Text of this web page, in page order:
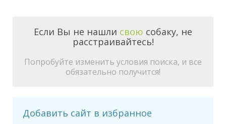
Если Вы не нашли свою собаку, не
расстраивайтесь!
Попробуйте изменить условия поиска, и все
обязательно получится!
Добавить сайт в избранное